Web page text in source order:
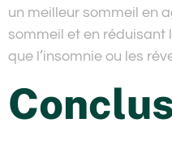
un meilleur sommeil en
sommeil et en réduisant
que l’insomnie ou les